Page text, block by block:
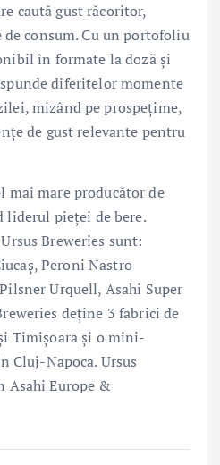
caută gust răcoritor,
consum. Cu un portofoliu
în formate la doză și
diferitelor momente
mizând pe prospețime,
de gust relevante pentru
mai mare producător de
liderul pieței de bere.
Breweries sunt:
Peroni Nastro
Urquell, Asahi Super
deține 3 fabrici de
Timișoara și o mini-
Cluj-Napoca. Ursus
Asahi Europe &